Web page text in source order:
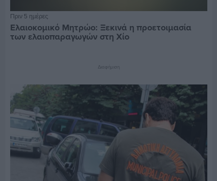
Πριν 5 ημέρες
Ελαιοκομικό Μητρώο: Ξεκινά η προετοιμασία
των ελαιοπαραγωγών στη Χίο
Διαφήμιση